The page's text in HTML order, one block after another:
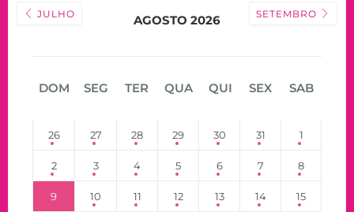
JULHO AGOSTO 2026 SETEMBRO
DOM SEG TER QUA QUI SEX SAB
26 27 28 29 30 31 1
2 3 4 5 6 7 8
9 10 11 12 13 14 15